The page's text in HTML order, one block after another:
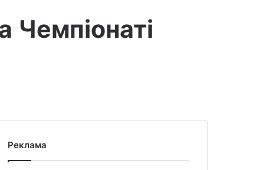
Чемпіонаті
Реклама